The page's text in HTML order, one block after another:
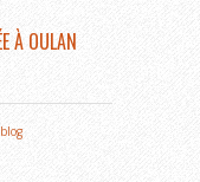
À OULAN
blog